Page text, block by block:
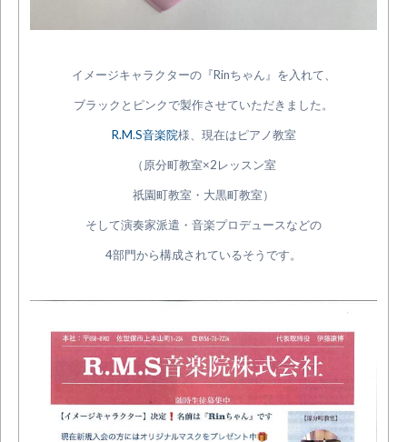
イメージキャラクターの『Rinちゃん』を入れて、
ブラックとピンクで製作させていただきました。
R.M.S音楽院様、現在はピアノ教室
（原分町教室×2レッスン室
祇園町教室・大黒町教室）
そして演奏家派遣・音楽プロデュースなどの
4部門から構成されているそうです。